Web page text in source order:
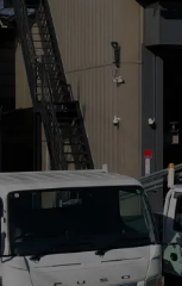
お電話・FAXでの
tel. 048-
fax.048-
対応時間：10:00